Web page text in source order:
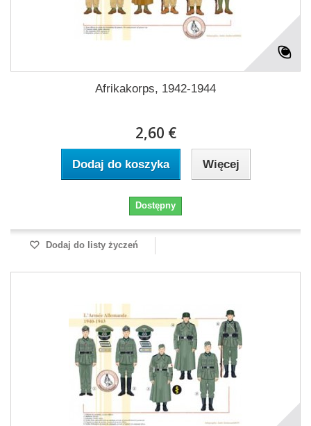
Afrikakorps, 1942-1944
2,60 €
Dodaj do koszyka Więcej
Dostępny
Dodaj do listy życzeń